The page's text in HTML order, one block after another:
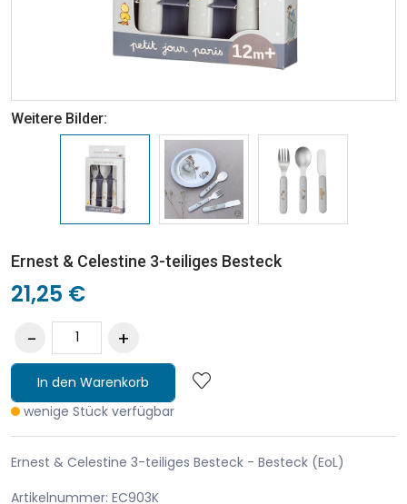
Weitere Bilder:
Ernest & Celestine 3-teiliges Besteck
21,25 €
In den Warenkorb
wenige Stück verfügbar
Ernest & Celestine 3-teiliges Besteck - Besteck (EoL)
Artikelnummer: EC903K